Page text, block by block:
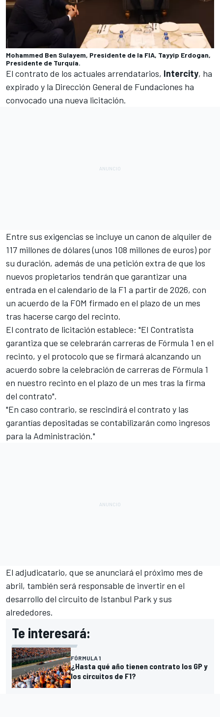
Mohammed Ben Sulayem, Presidente de la FIA, Tayyip Erdogan,
Presidente de Turquía.
El contrato de los actuales arrendatarios, Intercity, ha
expirado y la Dirección General de Fundaciones ha
convocado una nueva licitación.
Entre sus exigencias se incluye un canon de alquiler de
117 millones de dólares (unos 108 millones de euros) por
su duración, además de una petición extra de que los
nuevos propietarios tendrán que garantizar una
entrada en el calendario de la F1 a partir de 2026, con
un acuerdo de la FOM firmado en el plazo de un mes
tras hacerse cargo del recinto.
El contrato de licitación establece: "El Contratista
garantiza que se celebrarán carreras de Fórmula 1 en el
recinto, y el protocolo que se firmará alcanzando un
acuerdo sobre la celebración de carreras de Fórmula 1
en nuestro recinto en el plazo de un mes tras la firma
del contrato".
"En caso contrario, se rescindirá el contrato y las
garantías depositadas se contabilizarán como ingresos
para la Administración."
El adjudicatario, que se anunciará el próximo mes de
abril, también será responsable de invertir en el
desarrollo del circuito de Istanbul Park y sus
alrededores.
Te interesará:
FÓRMULA 1
¿Hasta qué año tienen contrato los GP y
los circuitos de F1?